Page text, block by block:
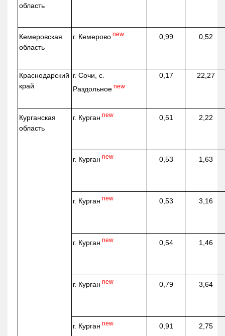
область
Кемеровская
область
г. Кемерово new 0,99 0,52
Краснодарский
край
г. Сочи, с.
Раздольное new
0,17 22,27
Курганская
область
г. Курган new 0,51 2,22
г. Курган new 0,53 1,63
г. Курган new 0,53 3,16
г. Курган new 0,54 1,46
г. Курган new 0,79 3,64
г. Курган new 0,91 2,75